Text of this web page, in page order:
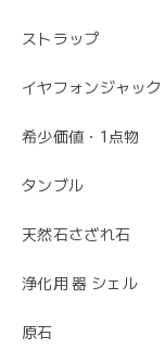
ストラップ
イヤフォンジャック
希少価値・1点物
タンブル
天然石さざれ石
浄化用 器 シェル
原石